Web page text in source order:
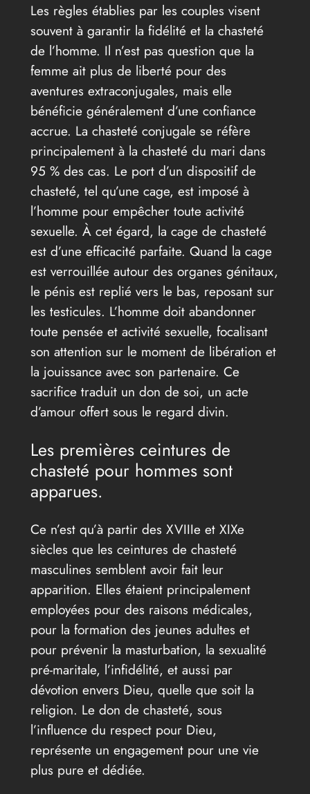
Les règles établies par les couples visent
souvent à garantir la fidélité et la chasteté
de l’homme. Il n’est pas question que la
femme ait plus de liberté pour des
aventures extraconjugales, mais elle
bénéficie généralement d’une confiance
accrue. La chasteté conjugale se réfère
principalement à la chasteté du mari dans
95 % des cas. Le port d’un dispositif de
chasteté, tel qu’une cage, est imposé à
l’homme pour empêcher toute activité
sexuelle. À cet égard, la cage de chasteté
est d’une efficacité parfaite. Quand la cage
est verrouillée autour des organes génitaux,
le pénis est replié vers le bas, reposant sur
les testicules. L’homme doit abandonner
toute pensée et activité sexuelle, focalisant
son attention sur le moment de libération et
la jouissance avec son partenaire. Ce
sacrifice traduit un don de soi, un acte
d’amour offert sous le regard divin.
Les premières ceintures de
chasteté pour hommes sont
apparues.
Ce n’est qu’à partir des XVIIIe et XIXe
siècles que les ceintures de chasteté
masculines semblent avoir fait leur
apparition. Elles étaient principalement
employées pour des raisons médicales,
pour la formation des jeunes adultes et
pour prévenir la masturbation, la sexualité
pré-maritale, l’infidélité, et aussi par
dévotion envers Dieu, quelle que soit la
religion. Le don de chasteté, sous
l’influence du respect pour Dieu,
représente un engagement pour une vie
plus pure et dédiée.